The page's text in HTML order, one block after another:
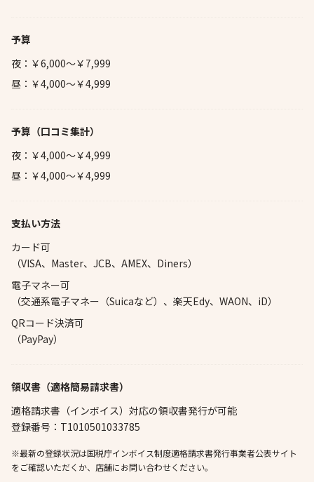
予算
夜：￥6,000～￥7,999
昼：￥4,000～￥4,999
予算 （口コミ集計）
夜：￥4,000～￥4,999
昼：￥4,000～￥4,999
支払い方法
カード可
（VISA、Master、JCB、AMEX、Diners）
電子マネー可
（交通系電子マネー（Suicaなど）、楽天Edy、WAON、iD）
QRコード決済可
（PayPay）
領収書（適格簡易請求書）
適格請求書（インボイス）対応の領収書発行が可能
登録番号：T1010501033785
※最新の登録状況は国税庁インボイス制度適格請求書発行事業者公表サイト
をご確認いただくか、店舗にお問い合わせください。